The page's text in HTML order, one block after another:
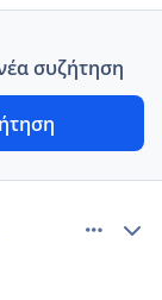
συζήτηση